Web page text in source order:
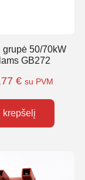
grupė 50/70kW
GB272
€ su PVM
Į krepšelį